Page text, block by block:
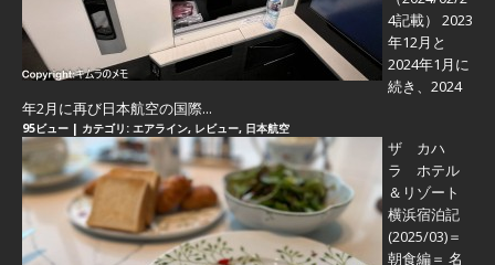
4記載） 2023
年12月と
2024年1月に
続き、2024
年2月に再び日本航空の国際...
95ビュー | カテゴリ: エアライン, レビュー, 日本航空
ザ カハ
ラ ホテル
＆リゾート
横浜宿泊記
(2025/03)＝
朝食編＝ 名